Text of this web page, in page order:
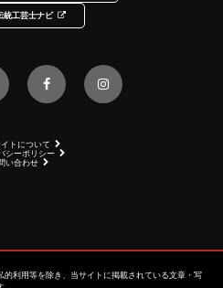
統工芸士ナビ
トについて
シーポリシー
い合わせ
利用等を除き、当サイトに掲載されている文章・写